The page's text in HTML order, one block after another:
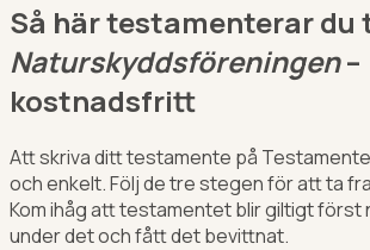
Så här testamenterar du
Naturskyddsföreningen–
kostnadsfritt
Att skriva ditt testamente på
och enkelt. Följ de tre stegen för att ta
Kom ihåg att testamentet blir giltigt först
under det och fått det bevittnat.